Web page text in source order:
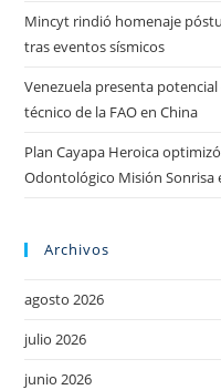
Mincyt rindió homenaje
tras eventos sísmicos
Venezuela presenta
técnico de la FAO en China
Plan Cayapa Heroica
Odontológico Misión Sonrisa
Archivos
agosto 2026
julio 2026
junio 2026